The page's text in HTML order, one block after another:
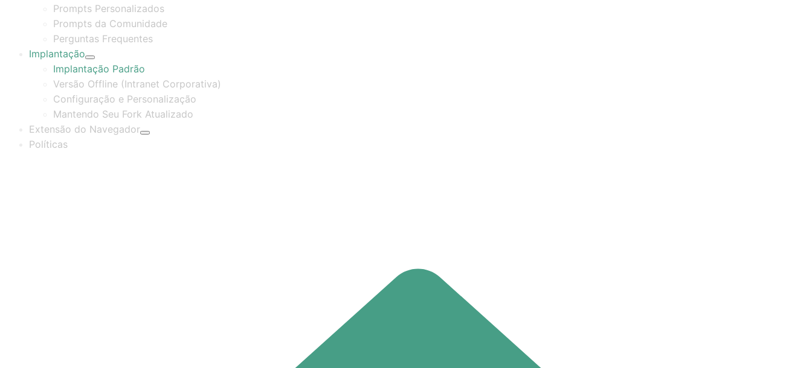
Prompts Personalizados
Prompts da Comunidade
Perguntas Frequentes
Implantação
Implantação Padrão
Versão Offline (Intranet Corporativa)
Configuração e Personalização
Mantendo Seu Fork Atualizado
Extensão do Navegador
Políticas